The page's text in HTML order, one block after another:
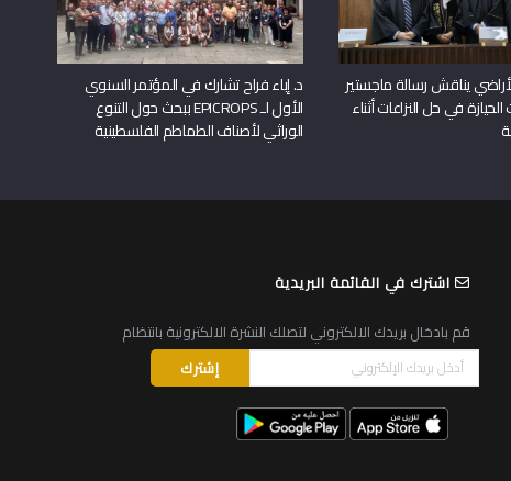
يناقش رسالة ماجستير
في حل النزاعات أثناء
د. إباء فراح تشارك في المؤتمر السنوي
الأول لـ EPICROPS ببحث حول التنوع
الوراثي لأصناف الطماطم الفلسطينية
اشترك في القائمة البريدية
قم بادخال بريدك الالكتروني لتصلك النشرة الالكترونية بانتظام